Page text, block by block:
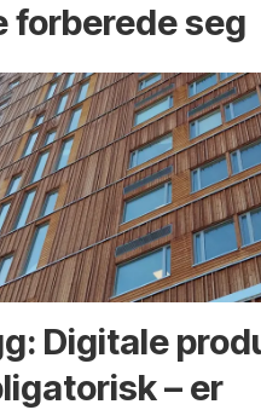
forberede seg
Digitale
– er